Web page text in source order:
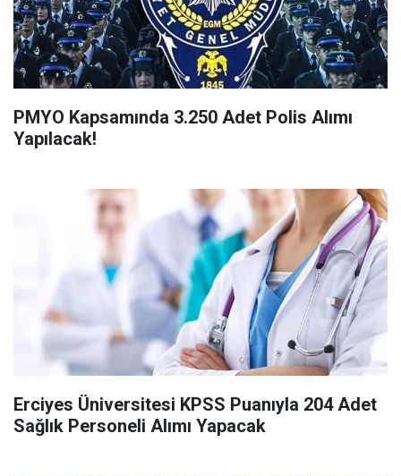
PMYO Kapsamında 3.250 Adet Polis Alımı
Yapılacak!
Erciyes Üniversitesi KPSS Puanıyla 204 Adet
Sağlık Personeli Alımı Yapacak